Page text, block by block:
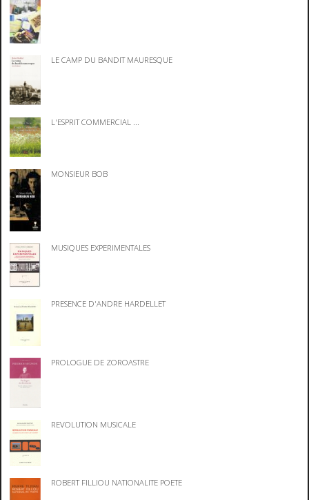
LE CAMP DU BANDIT MAURESQUE
L'ESPRIT COMMERCIAL ...
MONSIEUR BOB
MUSIQUES EXPERIMENTALES
PRESENCE D'ANDRE HARDELLET
PROLOGUE DE ZOROASTRE
REVOLUTION MUSICALE
ROBERT FILLIOU NATIONALITE POETE